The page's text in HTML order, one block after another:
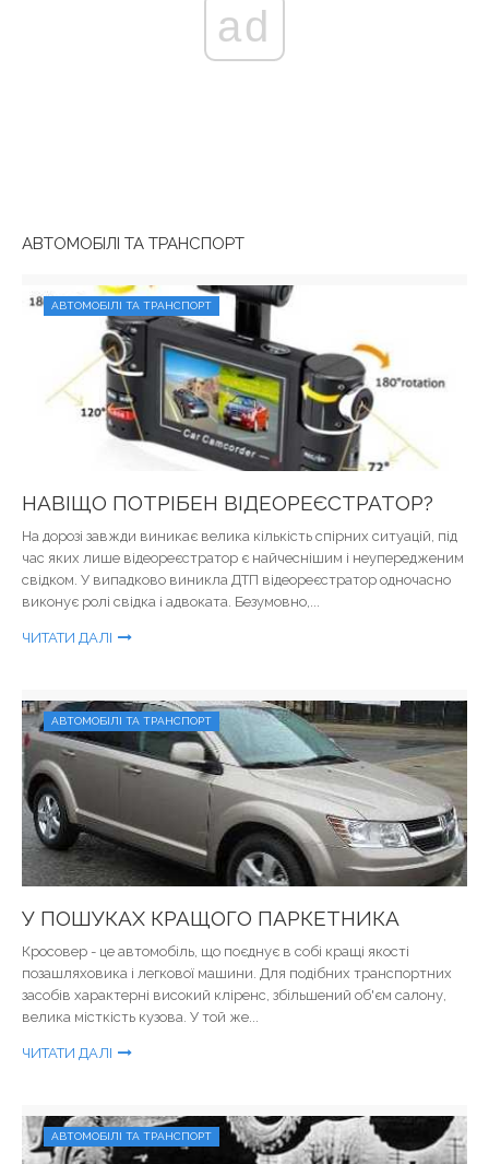
ad
АВТОМОБІЛІ ТА ТРАНСПОРТ
АВТОМОБІЛІ ТА ТРАНСПОРТ
НАВІЩО ПОТРІБЕН ВІДЕОРЕЄСТРАТОР?
На дорозі завжди виникає велика кількість спірних ситуацій, під
час яких лише відеореєстратор є найчеснішим і неупередженим
свідком. У випадково виникла ДТП відеореєстратор одночасно
виконує ролі свідка і адвоката. Безумовно,...
ЧИТАТИ ДАЛІ
АВТОМОБІЛІ ТА ТРАНСПОРТ
У ПОШУКАХ КРАЩОГО ПАРКЕТНИКА
Кросовер - це автомобіль, що поєднує в собі кращі якості
позашляховика і легкової машини. Для подібних транспортних
засобів характерні високий кліренс, збільшений об'єм салону,
велика місткість кузова. У той же...
ЧИТАТИ ДАЛІ
АВТОМОБІЛІ ТА ТРАНСПОРТ